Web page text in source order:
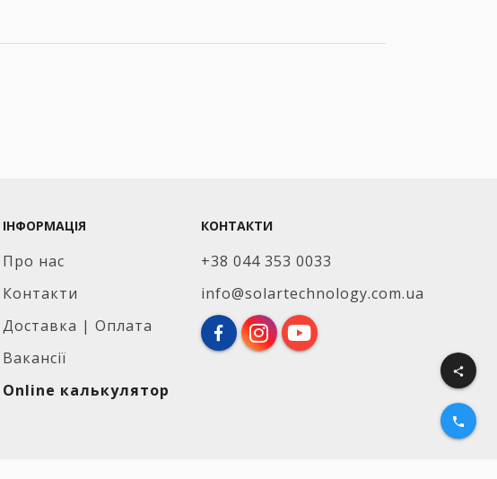
share
phone
ІНФОРМАЦІЯ
Про нас
Контакти
Доставка | Оплата
Вакансії
Online калькулятор
КОНТАКТИ
+38 044 353 0033
info@solartechnology.com.ua